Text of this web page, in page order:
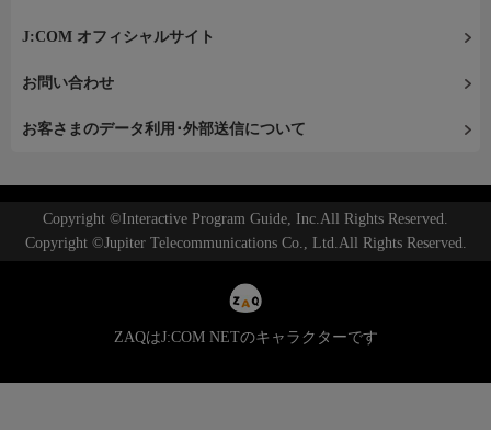
J:COM オフィシャルサイト
お問い合わせ
お客さまのデータ利用･外部送信について
Copyright ©Interactive Program Guide, Inc.All Rights Reserved.
Copyright ©Jupiter Telecommunications Co., Ltd.All Rights Reserved.
ZAQはJ:COM NETのキャラクターです